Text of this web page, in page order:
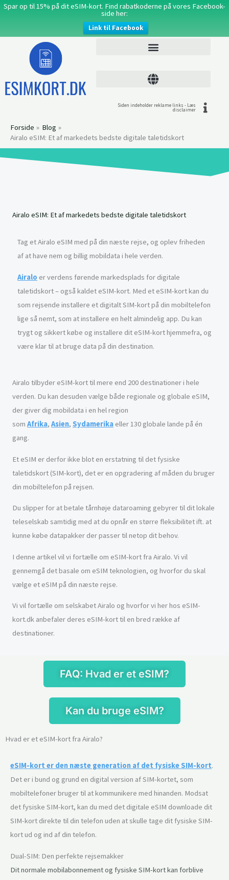
Spar op til 15% på dit eSIM-kort. Find rabatkoderne på vores Facebook-
side her:
Link til Facebook
Gå
Siden indeholder reklame links - Læs
disclaimer
Forside
Blog
Airalo eSIM: Et af markedets bedste digitale taletidskort
Airalo eSIM: Et af markedets bedste digitale taletidskort
Tag et Airalo eSIM med på din næste rejse, og oplev friheden
af at have nem og billig mobildata i hele verden.
Airalo er verdens førende markedsplads for digitale
taletidskort – også kaldet eSIM-kort. Med et eSIM-kort kan du
som rejsende installere et digitalt SIM-kort på din mobiltelefon
lige så nemt, som at installere en helt almindelig app. Du kan
trygt og sikkert købe og installere dit eSIM-kort hjemmefra, og
være klar til at bruge data på din destination.
Airalo tilbyder eSIM-kort til mere end 200 destinationer i hele
verden. Du kan desuden vælge både regionale og globale eSIM,
der giver dig mobildata i en hel region
som Afrika, Asien, Sydamerika eller 130 globale lande på én
gang.
Et eSIM er derfor ikke blot en erstatning til det fysiske
taletidskort (SIM-kort), det er en opgradering af måden du bruger
din mobiltelefon på rejsen.
Du slipper for at betale tårnhøje dataroaming gebyrer til dit lokale
teleselskab samtidig med at du opnår en større fleksibilitet ift. at
kunne købe datapakker der passer til netop dit behov.
I denne artikel vil vi fortælle om eSIM-kort fra Airalo. Vi vil
gennemgå det basale om eSIM teknologien, og hvorfor du skal
vælge et eSIM på din næste rejse.
Vi vil fortælle om selskabet Airalo og hvorfor vi her hos eSIM-
kort.dk anbefaler deres eSIM-kort til en bred række af
destinationer.
FAQ: Hvad er et eSIM?
Kan du bruge eSIM?
Hvad er et eSIM-kort fra Airalo?
eSIM-kort er den næste generation af det fysiske SIM-kort.
Det er i bund og grund en digital version af SIM-kortet, som
mobiltelefoner bruger til at kommunikere med hinanden. Modsat
det fysiske SIM-kort, kan du med det digitale eSIM downloade dit
SIM-kort direkte til din telefon uden at skulle tage dit fysiske SIM-
kort ud og ind af din telefon.
Dual-SIM: Den perfekte rejsemakker
Dit normale mobilabonnement og fysiske SIM-kort kan forblive